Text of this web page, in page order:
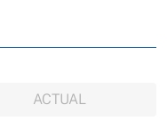
ACTUAL